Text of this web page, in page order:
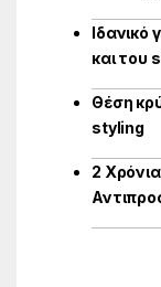
και του
Θέση
styling
2